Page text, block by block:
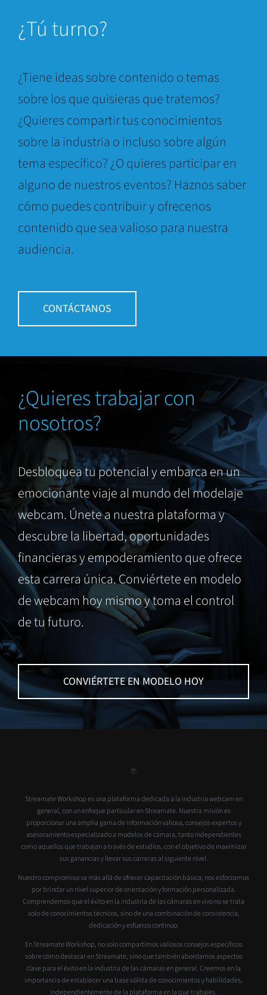
¿Tú turno?
¿Tiene ideas sobre contenido o temas
sobre los que quisieras que tratemos?
¿Quieres compartir tus conocimientos
sobre la industria o incluso sobre algún
tema específico? ¿O quieres participar en
alguno de nuestros eventos? Haznos saber
cómo puedes contribuir y ofrecenos
contenido que sea valioso para nuestra
audiencia.
CONTÁCTANOS
¿Quieres trabajar con
nosotros?
Desbloquea tu potencial y embarca en un
emocionante viaje al mundo del modelaje
webcam. Únete a nuestra plataforma y
descubre la libertad, oportunidades
financieras y empoderamiento que ofrece
esta carrera única. Conviértete en modelo
de webcam hoy mismo y toma el control
de tu futuro.
CONVIÉRTETE EN MODELO HOY
Streamate Workshop es una plataforma dedicada a la industria webcam en
general, con un enfoque particular en Streamate. Nuestra misión es
proporcionar una amplia gama de información valiosa, consejos expertos y
asesoramiento especializado a modelos de cámara, tanto independientes
como aquellos que trabajan a través de estudios, con el objetivo de maximizar
sus ganancias y llevar sus carreras al siguiente nivel.
Nuestro compromiso va más allá de ofrecer capacitación básica; nos esforzamos
por brindar un nivel superior de orientación y formación personalizada.
Comprendemos que el éxito en la industria de las cámaras en vivo no se trata
solo de conocimientos técnicos, sino de una combinación de consistencia,
dedicación y esfuerzo continuo.
En Streamate Workshop, no solo compartimos valiosos consejos específicos
sobre cómo destacar en Streamate, sino que también abordamos aspectos
clave para el éxito en la industria de las cámaras en general. Creemos en la
importancia de establecer una base sólida de conocimientos y habilidades,
independientemente de la plataforma en la que trabajes.